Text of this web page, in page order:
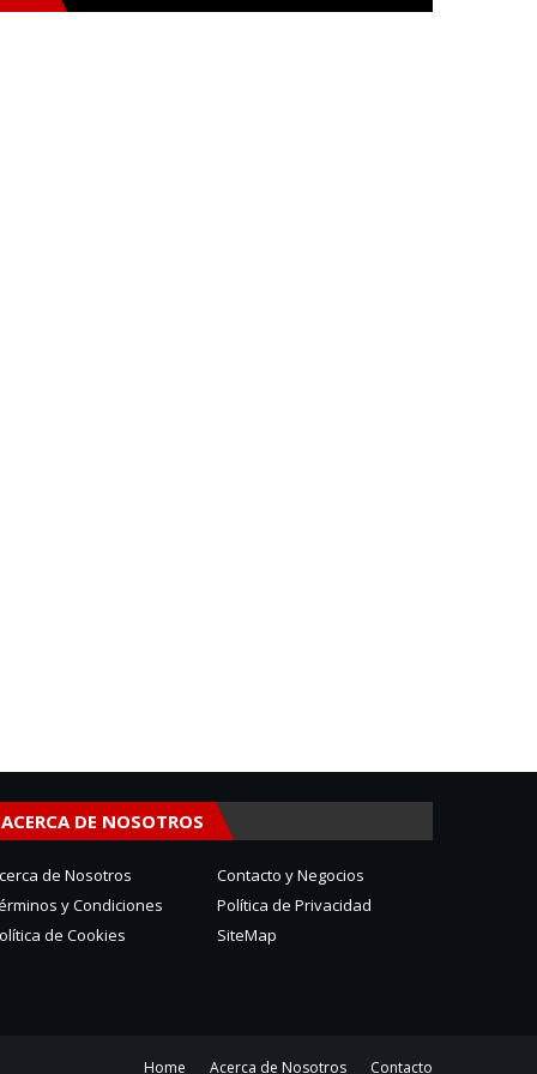
ACERCA DE NOSOTROS
de Nosotros
Contacto y Negocios
y Condiciones
Política de Privacidad
de Cookies
SiteMap
Home Acerca de Nosotros Contacto